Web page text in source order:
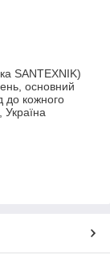
SANTEXNIK)
основний
до кожного